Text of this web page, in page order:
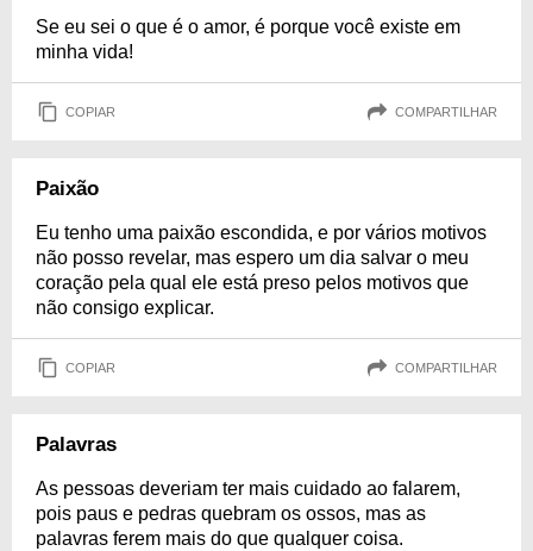
Se eu sei o que é o amor, é porque você existe em
minha vida!
COPIAR COMPARTILHAR
Paixão
Eu tenho uma paixão escondida, e por vários motivos
não posso revelar, mas espero um dia salvar o meu
coração pela qual ele está preso pelos motivos que
não consigo explicar.
COPIAR COMPARTILHAR
Palavras
As pessoas deveriam ter mais cuidado ao falarem,
pois paus e pedras quebram os ossos, mas as
palavras ferem mais do que qualquer coisa.